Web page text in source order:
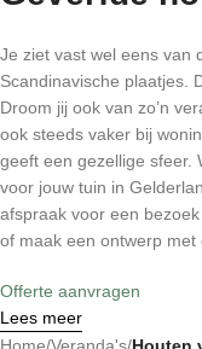
Je ziet vast wel eens van
Scandinavische plaatjes.
Droom jij ook van zo’n
ook steeds vaker bij
geeft een gezellige sfeer.
voor jouw tuin in
afspraak voor een
of maak een ontwerp met
Offerte aanvragen
Lees meer